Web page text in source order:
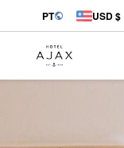
PT USD $